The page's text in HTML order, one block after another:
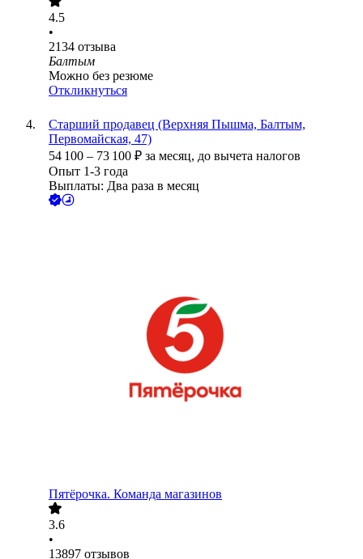
4.5
•
2134 отзыва
Балтым
Можно без резюме
Откликнуться
Старший продавец (Верхняя Пышма, Балтым,
Первомайская, 47)
54 100 – 73 100 ₽ за месяц, до вычета налогов
Опыт 1-3 года
Выплаты: Два раза в месяц
Пятёрочка. Команда магазинов
3.6
•
13897 отзывов